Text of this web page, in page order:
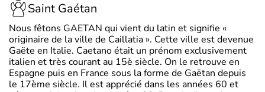
Saint Gaétan
Nous fêtons GAETAN qui vient du latin et signifie «
originaire de la ville de Caillatia ». Cette ville est devenue
Gaëte en Italie. Caetano était un prénom exclusivement
italien et très courant au 15è siècle. On le retrouve en
Espagne puis en France sous la forme de Gaëtan depuis
le 17ème siècle. Il est apprécié dans les années 60 et